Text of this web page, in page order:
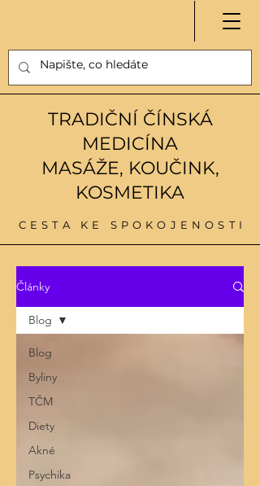
TRADIČNÍ ČÍNSKÁ
MEDICÍNA
MASÁŽE, KOUČINK,
KOSMETIKA
CESTA KE SPOKOJENOSTI
Články
Blog
Byliny
TČM
Diety
Akné
Psychika
Blog